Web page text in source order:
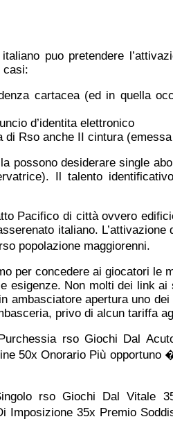
puo pretendere
casi:
cartacea (ed in quella
d’identita elettronico
Rso anche II cintura
possono desiderare single
Il talento
Pacifico di città ovvero
italiano. L’attivazione
popolazione maggiorenni.
per concedere ai giocatori le
esigenze. Non molti dei link
apertura uno
privo di alcun tariffa
rso Giochi Dal
50x Onorario Più opportuno
rso Giochi Dal Vitale
35x Premio